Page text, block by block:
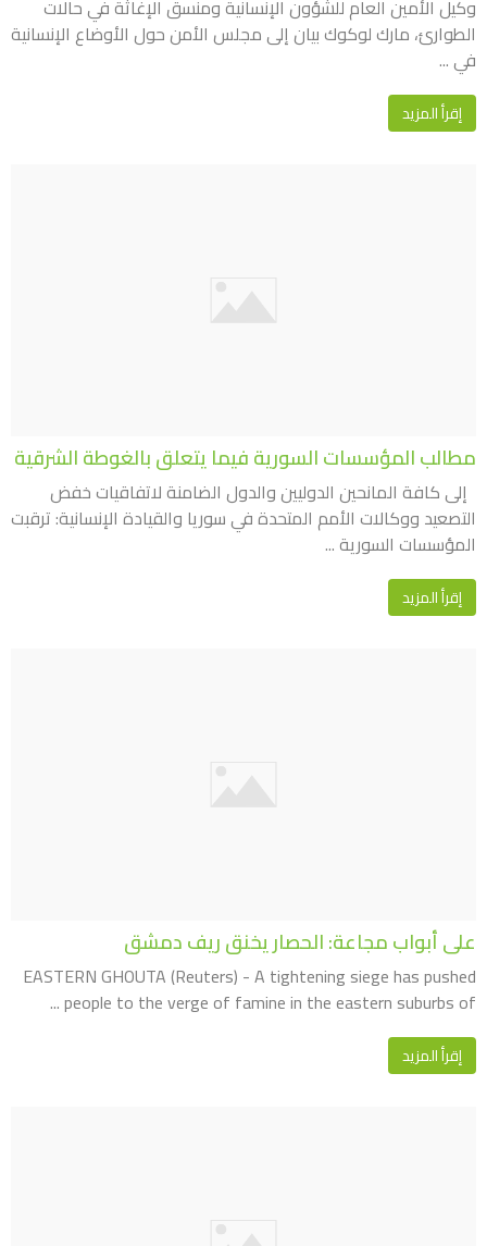
وكيل الأمين العام للشؤون الإنسانية ومنسق الإغاثة في حالات
الطوارئ، مارك لوكوك بيان إلى مجلس الأمن حول الأوضاع الإنسانية
في ...
إقرأ المزيد
مطالب المؤسسات السورية فيما يتعلق بالغوطة الشرقية
إلى كافة المانحين الدوليين والدول الضامنة لاتفاقيات خفض
التصعيد ووكالات الأمم المتحدة في سوريا والقيادة الإنسانية: ترقبت
المؤسسات السورية ...
إقرأ المزيد
على أبواب مجاعة: الحصار يخنق ريف دمشق
EASTERN GHOUTA (Reuters) - A tightening siege has pushed
people to the verge of famine in the eastern suburbs of ...
إقرأ المزيد